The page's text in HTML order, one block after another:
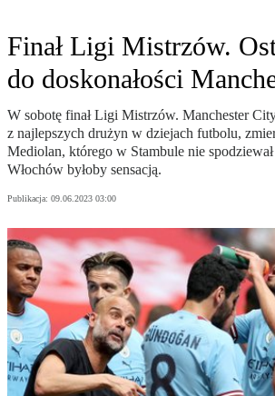
Finał Ligi Mistrzów.
do doskonałości
W sobotę finał Ligi Mistrzów. Manchester
z najlepszych drużyn w dziejach futbolu,
Mediolan, którego w Stambule nie
Włochów byłoby sensacją.
Publikacja: 09.06.2023 03:00